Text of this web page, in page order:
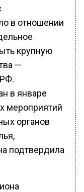
в отношении
крупную
—
в январе
мероприятий
органов
подтвердила